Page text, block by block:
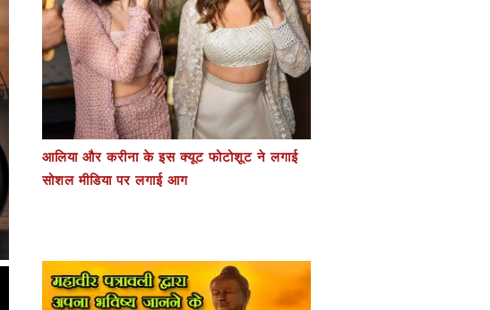
आलिया और करीना के इस क्यूट फोटोशूट ने लगाई
सोशल मीडिया पर लगाई आग